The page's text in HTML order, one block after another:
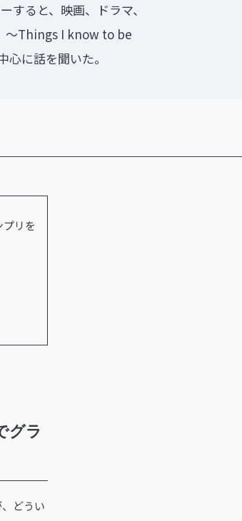
ると、映画、ドラマ、
〜Things I know to be
に話を聞いた。
リを
グラ
どうい